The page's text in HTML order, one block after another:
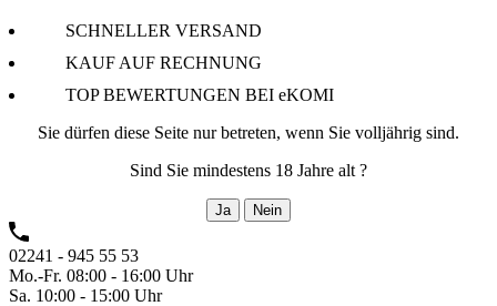
SCHNELLER VERSAND
KAUF AUF RECHNUNG
TOP BEWERTUNGEN BEI eKOMI
Sie dürfen diese Seite nur betreten, wenn Sie volljährig sind.
Sind Sie mindestens 18 Jahre alt ?
Ja Nein
02241 - 945 55 53
Mo.-Fr. 08:00 - 16:00 Uhr
Sa. 10:00 - 15:00 Uhr